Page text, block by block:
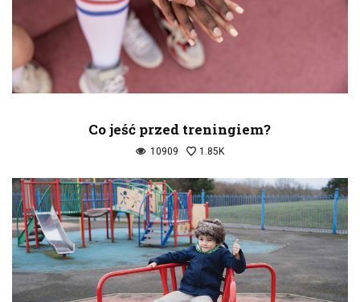
Co jeść przed treningiem?
10909 1.85K